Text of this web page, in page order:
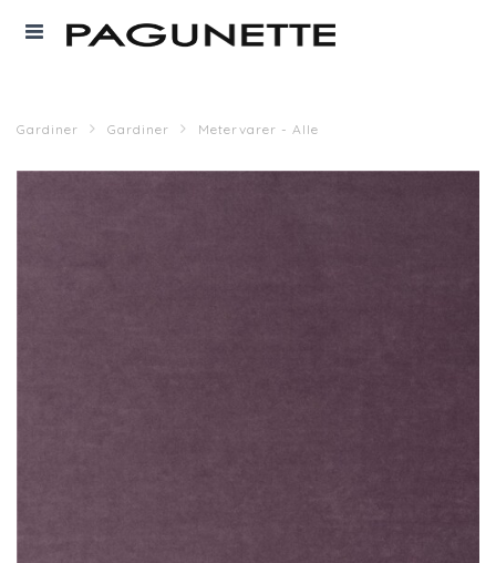
Gardiner Gardiner Metervarer - Alle